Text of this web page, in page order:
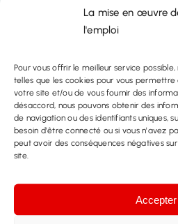
La mise en œuvre
l'emploi
Pour vous offrir le meilleur service
telles que les cookies pour vous
votre site et/ou de vous fournir des
désaccord, nous pouvons obtenir des
de navigation ou des identifiants uniques,
besoin d'être connecté ou si vous n'avez
peut avoir des conséquences négatives
site.
Accepter
016414100
Prenez
Partager ce